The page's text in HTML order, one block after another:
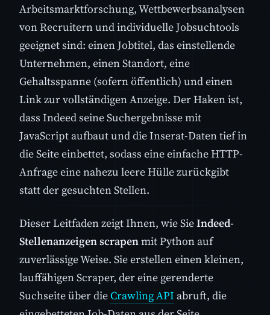
Arbeitsmarktforschung, Wettbewerbsanalysen
von Recruitern und individuelle Jobsuchtools
geeignet sind: einen Jobtitel, das einstellende
Unternehmen, einen Standort, eine
Gehaltsspanne (sofern öffentlich) und einen
Link zur vollständigen Anzeige. Der Haken ist,
dass Indeed seine Suchergebnisse mit
JavaScript aufbaut und die Inserat-Daten tief in
die Seite einbettet, sodass eine einfache HTTP-
Anfrage eine nahezu leere Hülle zurückgibt
statt der gesuchten Stellen.
Dieser Leitfaden zeigt Ihnen, wie SieIndeed-
Stellenanzeigen scrapenmit Python auf
zuverlässige Weise. Sie erstellen einen kleinen,
lauffähigen Scraper, der eine gerenderte
Suchseite über dieCrawling API abruft, die